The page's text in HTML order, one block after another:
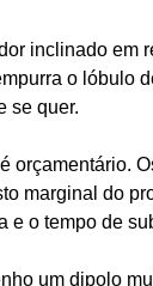
inclinado
o lóbulo
se quer.
orçamentário.
marginal do
e o tempo de
um dipolo